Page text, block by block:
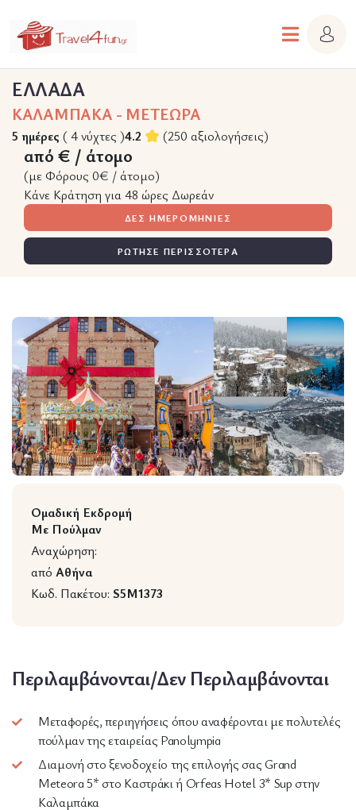
ΕΛΛΑΔΑ
ΚΑΛΑΜΠΑΚΑ - ΜΕΤΕΩΡΑ
5 ημέρες ( 4 νύχτες )4.2 (250 αξιολογήσεις)
από € / άτομο
(με Φόρους 0€ / άτομο)
Κάνε Κράτηση για 48 ώρες Δωρεάν
ΔΕΣ ΗΜΕΡΟΜΗΝΙΕΣ
ΡΩΤΗΣΕ ΠΕΡΙΣΣΟΤΕΡΑ
Wildlife
Ομαδική Εκδρομή
Με Πούλμαν
Αναχώρηση:
από Αθήνα
Κωδ. Πακέτου: S5M1373
Περιλαμβάνονται/Δεν Περιλαμβάνονται
Μεταφορές, περιηγήσεις όπου αναφέρονται με πολυτελές
πούλμαν της εταιρείας Panolympia
Διαμονή στο ξενοδοχείο της επιλογής σας Grand
Meteora 5* στο Καστράκι ή Orfeas Hotel 3* Sup στην
Καλαμπάκα